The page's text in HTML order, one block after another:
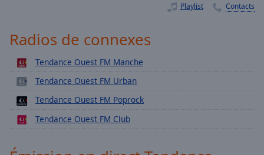
Playback
Rate
Chapters
Chapters
Playlist Contacts
Radios de connexes
Tendance Ouest FM Manche
Tendance Ouest FM Urban
Tendance Ouest FM Poprock
Tendance Ouest FM Club